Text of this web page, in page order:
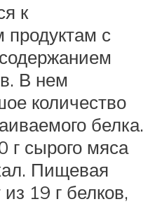
к
продуктам с
В нем
количество
белка.
г сырого мяса
Пищевая
19 г белков,